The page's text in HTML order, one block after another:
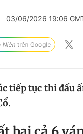
03/06/2026 19:06
tiếp tục thi đấu